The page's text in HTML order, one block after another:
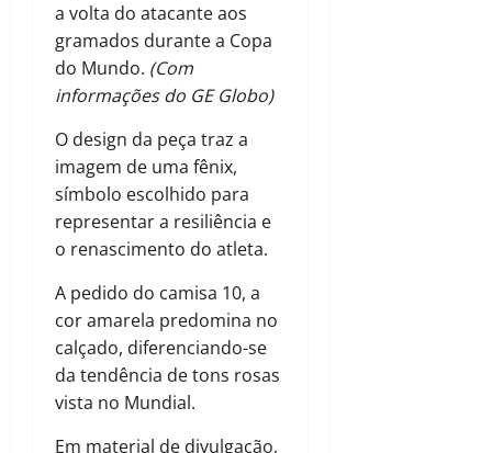
a volta do atacante aos
gramados durante a Copa
do Mundo. (Com
informações do GE Globo)
O design da peça traz a
imagem de uma fênix,
símbolo escolhido para
representar a resiliência e
o renascimento do atleta.
A pedido do camisa 10, a
cor amarela predomina no
calçado, diferenciando-se
da tendência de tons rosas
vista no Mundial.
Em material de divulgação,